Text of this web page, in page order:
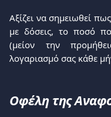
Αξίζει να σημειωθεί
με δόσεις, το ποσό
(μείον την
λογαριασμό σας κάθε
Οφέλη της